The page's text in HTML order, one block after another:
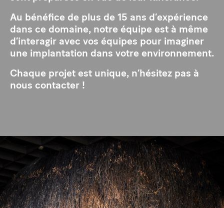
Au bénéfice de plus de 15 ans d’expérience
dans ce domaine, notre équipe est à même
d’interagir avec vos équipes pour imaginer
une implantation dans votre environnement.
Chaque projet est unique, n’hésitez pas à
nous contacter !